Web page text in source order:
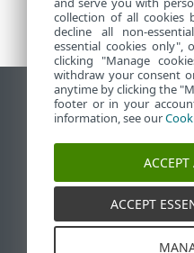
Prikaži stranicu za
End of Life
ESET-ova baza znanja
ESET Status Portal
Regionalna podrška
collection of all cookies
decline all non-
essential cookies only",
clicking "Manage
withdraw your consent
anytime by clicking the
footer or in your
information, see our
ACCEPT